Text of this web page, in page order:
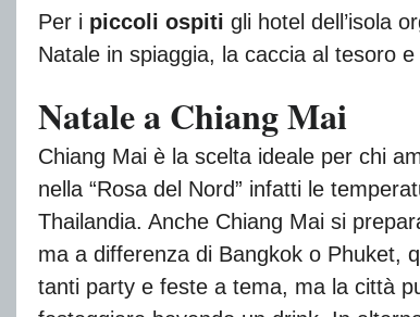
Per i piccoli ospiti gli hotel dell’isola
Natale in spiaggia, la caccia al tesoro
Natale a Chiang Mai
Chiang Mai è la scelta ideale per chi
nella “Rosa del Nord” infatti le
Thailandia. Anche Chiang Mai si
ma a differenza di Bangkok o Phuket,
tanti party e feste a tema, ma la città